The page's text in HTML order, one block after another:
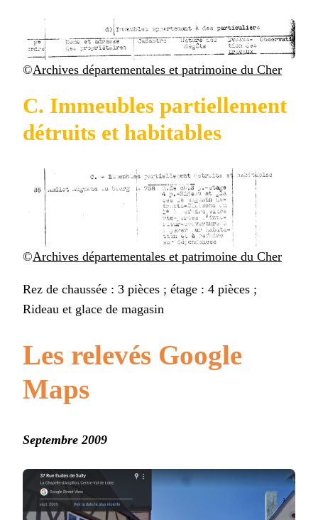
©Archives départementales et patrimoine du Cher
C. Immeubles partiellement
détruits et habitables
©Archives départementales et patrimoine du Cher
Rez de chaussée : 3 pièces ; étage : 4 pièces ;
Rideau et glace de magasin
Les relevés Google
Maps
Septembre 2009